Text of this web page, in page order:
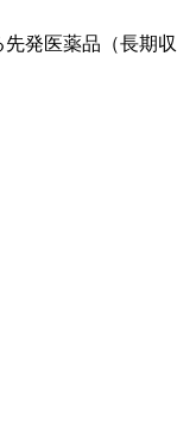
発医薬品（長期収